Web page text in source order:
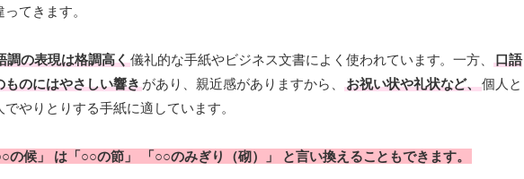
ってきます。
調の表現は格調高く儀礼的な手紙やビジネス文書によく使われています。一方、口語
ものにはやさしい響きがあり、親近感がありますから、 お祝い状や礼状など、個人と
でやりとりする手紙に適しています。
の候」 は「○○の節」 「○○のみぎり（砌）」 と言い換えることもできます。